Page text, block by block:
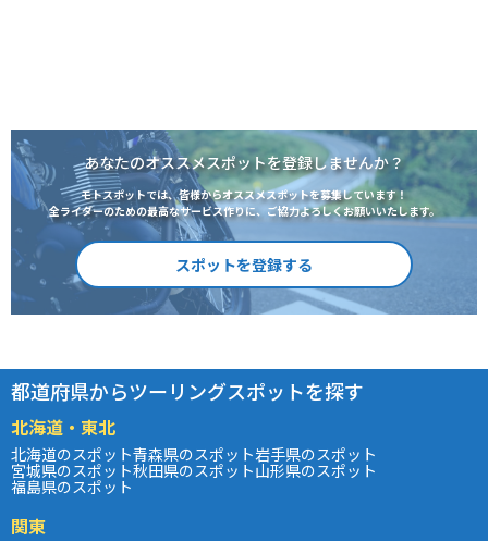
あなたのオススメスポットを登録しませんか？
モトスポットでは、皆様からオススメスポットを募集しています！
全ライダーのための最高なサービス作りに、ご協力よろしくお願いいたします。
スポットを登録する
都道府県からツーリングスポットを探す
北海道・東北
北海道のスポット青森県のスポット岩手県のスポット
宮城県のスポット秋田県のスポット山形県のスポット
福島県のスポット
関東